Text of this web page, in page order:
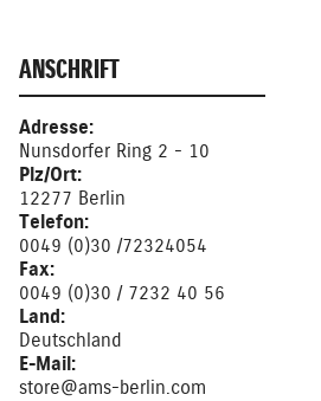
ANSCHRIFT
Adresse:
Nunsdorfer Ring 2 - 10
Plz/Ort:
12277 Berlin
Telefon:
0049 (0)30 /72324054
Fax:
0049 (0)30 / 7232 40 56
Land:
Deutschland
E-Mail:
store@ams-berlin.com